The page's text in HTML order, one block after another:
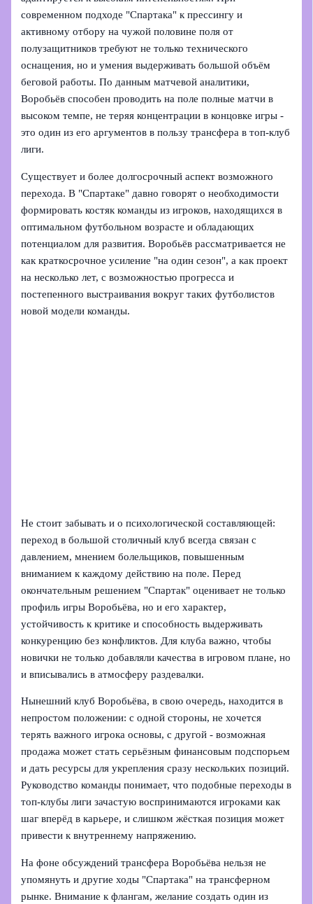
современном подходе "Спартака" к прессингу и
активному отбору на чужой половине поля от
полузащитников требуют не только технического
оснащения, но и умения выдерживать большой объём
беговой работы. По данным матчевой аналитики,
Воробьёв способен проводить на поле полные матчи в
высоком темпе, не теряя концентрации в концовке игры -
это один из его аргументов в пользу трансфера в топ‑клуб
лиги.
Существует и более долгосрочный аспект возможного
перехода. В "Спартаке" давно говорят о необходимости
формировать костяк команды из игроков, находящихся в
оптимальном футбольном возрасте и обладающих
потенциалом для развития. Воробьёв рассматривается не
как краткосрочное усиление "на один сезон", а как проект
на несколько лет, с возможностью прогресса и
постепенного выстраивания вокруг таких футболистов
новой модели команды.
Не стоит забывать и о психологической составляющей:
переход в большой столичный клуб всегда связан с
давлением, мнением болельщиков, повышенным
вниманием к каждому действию на поле. Перед
окончательным решением "Спартак" оценивает не только
профиль игры Воробьёва, но и его характер,
устойчивость к критике и способность выдерживать
конкуренцию без конфликтов. Для клуба важно, чтобы
новички не только добавляли качества в игровом плане, но
и вписывались в атмосферу раздевалки.
Нынешний клуб Воробьёва, в свою очередь, находится в
непростом положении: с одной стороны, не хочется
терять важного игрока основы, с другой - возможная
продажа может стать серьёзным финансовым подспорьем
и дать ресурсы для укрепления сразу нескольких позиций.
Руководство команды понимает, что подобные переходы в
топ‑клубы лиги зачастую воспринимаются игроками как
шаг вперёд в карьере, и слишком жёсткая позиция может
привести к внутреннему напряжению.
На фоне обсуждений трансфера Воробьёва нельзя не
упомянуть и другие ходы "Спартака" на трансферном
рынке. Внимание к флангам, желание создать один из